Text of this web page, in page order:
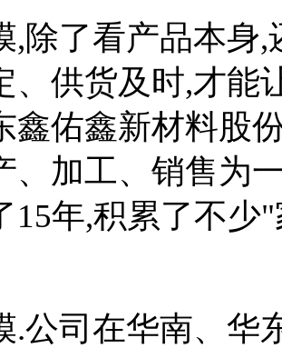
,除了看产品本身
、供货及时,才能
鑫佑鑫新材料股
、加工、销售为
15年,积累了不少
.公司在华南、华